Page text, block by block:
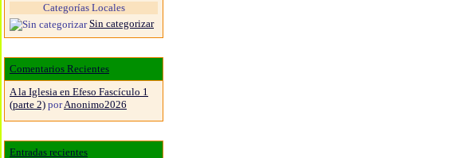
Categorías Locales
Sin categorizar
Comentarios Recientes
A la Iglesia en Efeso Fascículo 1
(parte 2) porAnonimo2026
Entradas recientes